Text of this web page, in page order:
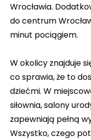
Wrocławia.
do centrum
minut pociągiem.
W okolicy znajduje
co sprawia, że to
dziećmi. W
siłownia, salony
zapewniają pełną
Wszystko, czego